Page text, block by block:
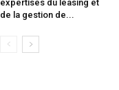
expertises du leasing et
de la gestion de...